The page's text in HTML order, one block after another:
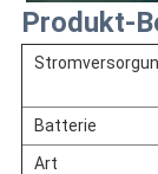
Produkt-
Batterie
Art